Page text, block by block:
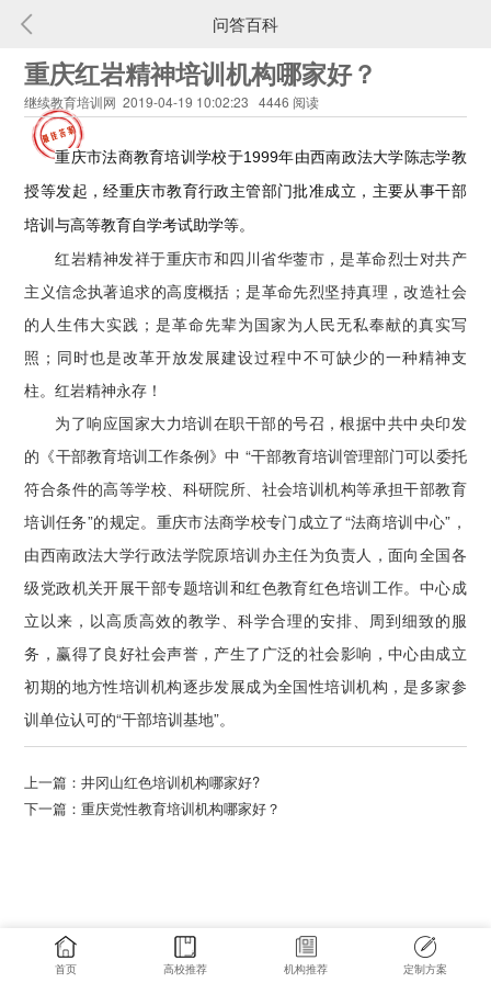
问答百科
重庆红岩精神培训机构哪家好？
继续教育培训网 2019-04-19 10:02:23 4446 阅读
重庆市法商教育培训学校于1999年由西南政法大学陈志学教
授等发起，经重庆市教育行政主管部门批准成立，主要从事干部
培训与高等教育自学考试助学等。
红岩精神发祥于重庆市和四川省华蓥市，是革命烈士对共产
主义信念执著追求的高度概括；是革命先烈坚持真理，改造社会
的人生伟大实践；是革命先辈为国家为人民无私奉献的真实写
照；同时也是改革开放发展建设过程中不可缺少的一种精神支
柱。红岩精神永存！
为了响应国家大力培训在职干部的号召，根据中共中央印发
的《干部教育培训工作条例》中 “干部教育培训管理部门可以委托
符合条件的高等学校、科研院所、社会培训机构等承担干部教育
培训任务”的规定。重庆市法商学校专门成立了“法商培训中心”，
由西南政法大学行政法学院原培训办主任为负责人，面向全国各
级党政机关开展干部专题培训和红色教育红色培训工作。中心成
立以来，以高质高效的教学、科学合理的安排、周到细致的服
务，赢得了良好社会声誉，产生了广泛的社会影响，中心由成立
初期的地方性培训机构逐步发展成为全国性培训机构，是多家参
训单位认可的“干部培训基地”。
上一篇：井冈山红色培训机构哪家好?
下一篇：重庆党性教育培训机构哪家好？
首页 高校推荐 机构推荐 定制方案